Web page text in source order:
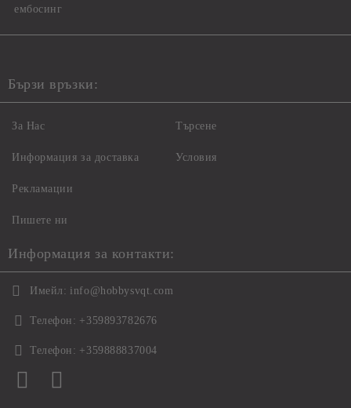
ембосинг
Бързи връзки:
За Нас
Информация за доставка
Рекламации
Пишете ни
Търсене
Условия
Информация за контакти:
Имейл: info@hobbysvqt.com
Телефон: +359893782676
Телефон: +359888837004